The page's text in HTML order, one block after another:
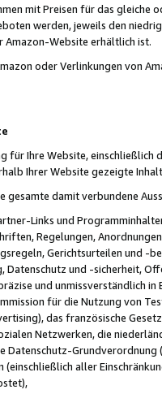
mit Preisen für das
werden, jeweils den
Amazon-Website erhältlich ist.
oder Verlinkungen von
für Ihre Website,
Ihrer Website gezeigte
gesamte damit verbundene
Links und
Regelungen,
Gerichtsurteilen und -
und -sicherheit,
und unmissverständlich
für die Nutzung von
das französische
Netzwerken, die
Datenschutz-
(einschließlich aller